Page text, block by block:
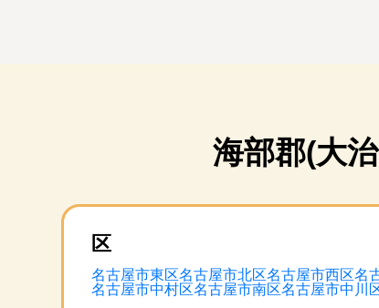
海部郡(大
区
名古屋市東区名古屋市北区名古屋市西区名
名古屋市中村区名古屋市南区名古屋市中川